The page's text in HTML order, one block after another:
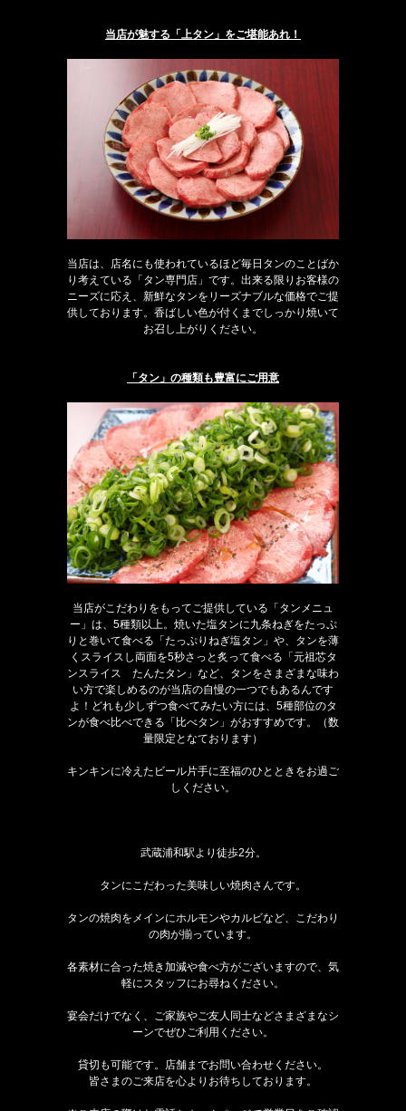
当店が魅する「上タン」をご堪能あれ！
当店は、店名にも使われているほど毎日タンのことばか
り考えている「タン専門店」です。出来る限りお客様の
ニーズに応え、新鮮なタンをリーズナブルな価格でご提
供しております。香ばしい色が付くまでしっかり焼いて
お召し上がりください。
「タン」の種類も豊富にご用意
当店がこだわりをもってご提供している「タンメニュ
ー」は、5種類以上。焼いた塩タンに九条ねぎをたっぷ
りと巻いて食べる「たっぷりねぎ塩タン」や、タンを薄
くスライスし両面を5秒さっと炙って食べる「元祖芯タ
ンスライス たんたタン」など、タンをさまざまな味わ
い方で楽しめるのが当店の自慢の一つでもあるんです
よ！どれも少しずつ食べてみたい方には、5種部位のタ
ンが食べ比べできる「比べタン」がおすすめです。（数
量限定となております）
キンキンに冷えたビール片手に至福のひとときをお過ご
しください。
武蔵浦和駅より徒歩2分。
タンにこだわった美味しい焼肉さんです。
タンの焼肉をメインにホルモンやカルビなど、こだわり
の肉が揃っています。
各素材に合った焼き加減や食べ方がございますので、気
軽にスタッフにお尋ねください。
宴会だけでなく、ご家族やご友人同士などさまざまなシ
ーンでぜひご利用ください。
貸切も可能です。店舗までお問い合わせください。
皆さまのご来店を心よりお待ちしております。